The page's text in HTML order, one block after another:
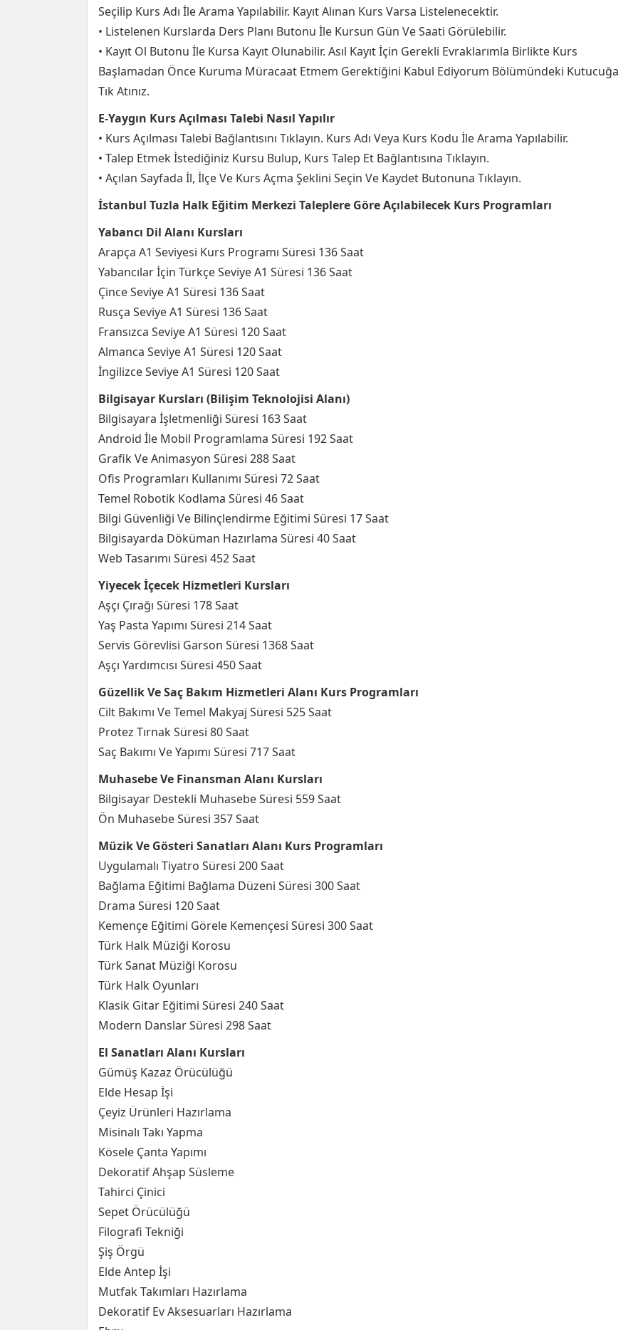
Seçilip Kurs Adı İle Arama Yapılabilir. Kayıt Alınan Kurs Varsa Listelenecektir.
• Listelenen Kurslarda Ders Planı Butonu İle Kursun Gün Ve Saati Görülebilir.
• Kayıt Ol Butonu İle Kursa Kayıt Olunabilir. Asıl Kayıt İçin Gerekli Evraklarımla Birlikte Kurs
Başlamadan Önce Kuruma Müracaat Etmem Gerektiğini Kabul Ediyorum Bölümündeki Kutucuğa
Tık Atınız.
E-Yaygın Kurs Açılması Talebi Nasıl Yapılır
• Kurs Açılması Talebi Bağlantısını Tıklayın. Kurs Adı Veya Kurs Kodu İle Arama Yapılabilir.
• Talep Etmek İstediğiniz Kursu Bulup, Kurs Talep Et Bağlantısına Tıklayın.
• Açılan Sayfada İl, İlçe Ve Kurs Açma Şeklini Seçin Ve Kaydet Butonuna Tıklayın.
İstanbul Tuzla Halk Eğitim Merkezi Taleplere Göre Açılabilecek Kurs Programları
Yabancı Dil Alanı Kursları
Arapça A1 Seviyesi Kurs Programı Süresi 136 Saat
Yabancılar İçin Türkçe Seviye A1 Süresi 136 Saat
Çince Seviye A1 Süresi 136 Saat
Rusça Seviye A1 Süresi 136 Saat
Fransızca Seviye A1 Süresi 120 Saat
Almanca Seviye A1 Süresi 120 Saat
İngilizce Seviye A1 Süresi 120 Saat
Bilgisayar Kursları (Bilişim Teknolojisi Alanı)
Bilgisayara İşletmenliği Süresi 163 Saat
Android İle Mobil Programlama Süresi 192 Saat
Grafik Ve Animasyon Süresi 288 Saat
Ofis Programları Kullanımı Süresi 72 Saat
Temel Robotik Kodlama Süresi 46 Saat
Bilgi Güvenliği Ve Bilinçlendirme Eğitimi Süresi 17 Saat
Bilgisayarda Döküman Hazırlama Süresi 40 Saat
Web Tasarımı Süresi 452 Saat
Yiyecek İçecek Hizmetleri Kursları
Aşçı Çırağı Süresi 178 Saat
Yaş Pasta Yapımı Süresi 214 Saat
Servis Görevlisi Garson Süresi 1368 Saat
Aşçı Yardımcısı Süresi 450 Saat
Güzellik Ve Saç Bakım Hizmetleri Alanı Kurs Programları
Cilt Bakımı Ve Temel Makyaj Süresi 525 Saat
Protez Tırnak Süresi 80 Saat
Saç Bakımı Ve Yapımı Süresi 717 Saat
Muhasebe Ve Finansman Alanı Kursları
Bilgisayar Destekli Muhasebe Süresi 559 Saat
Ön Muhasebe Süresi 357 Saat
Müzik Ve Gösteri Sanatları Alanı Kurs Programları
Uygulamalı Tiyatro Süresi 200 Saat
Bağlama Eğitimi Bağlama Düzeni Süresi 300 Saat
Drama Süresi 120 Saat
Kemençe Eğitimi Görele Kemençesi Süresi 300 Saat
Türk Halk Müziği Korosu
Türk Sanat Müziği Korosu
Türk Halk Oyunları
Klasik Gitar Eğitimi Süresi 240 Saat
Modern Danslar Süresi 298 Saat
El Sanatları Alanı Kursları
Gümüş Kazaz Örücülüğü
Elde Hesap İşi
Çeyiz Ürünleri Hazırlama
Misinalı Takı Yapma
Kösele Çanta Yapımı
Dekoratif Ahşap Süsleme
Tahirci Çinici
Sepet Örücülüğü
Filografi Tekniği
Şiş Örgü
Elde Antep İşi
Mutfak Takımları Hazırlama
Dekoratif Ev Aksesuarları Hazırlama